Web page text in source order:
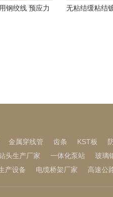
钢绞线 预应力
无粘结缓粘结
金属穿线管 齿条 KST板
头生产厂家 一体化泵站
玻璃
产设备 电缆桥架厂家 高速公